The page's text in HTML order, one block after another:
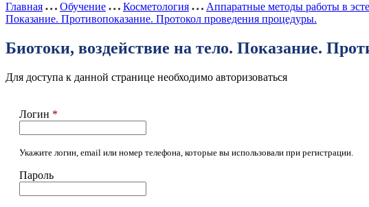
Главная Обучение Косметология Аппаратные методы работы в
Показание. Противопоказание. Протокол проведения процедуры.
Биотоки, воздействие на тело. Показание.
Для доступа к данной странице необходимо авторизоваться
Логин *
Укажите логин, email или номер телефона, которые вы использовали при регистрации.
Пароль